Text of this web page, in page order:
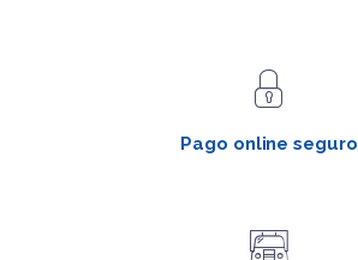
Pago online seguro